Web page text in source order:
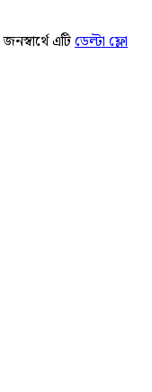
জনস্বার্থে এটিডেল্টা ফ্লো